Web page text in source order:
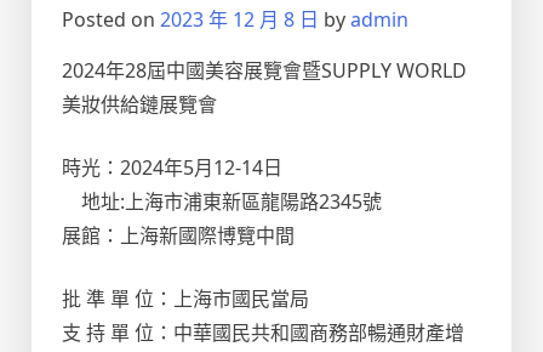
Posted on 2023 年 12 月 8 日 byadmin
2024年28屆中國美容展覽會暨SUPPLY WORLD
美妝供給鏈展覽會
時光：2024年5月12-14日
地址:上海市浦東新區龍陽路2345號
展館：上海新國際博覽中間
批 準 單 位：上海市國民當局
支 持 單 位：中華國民共和國商務部暢通財產增